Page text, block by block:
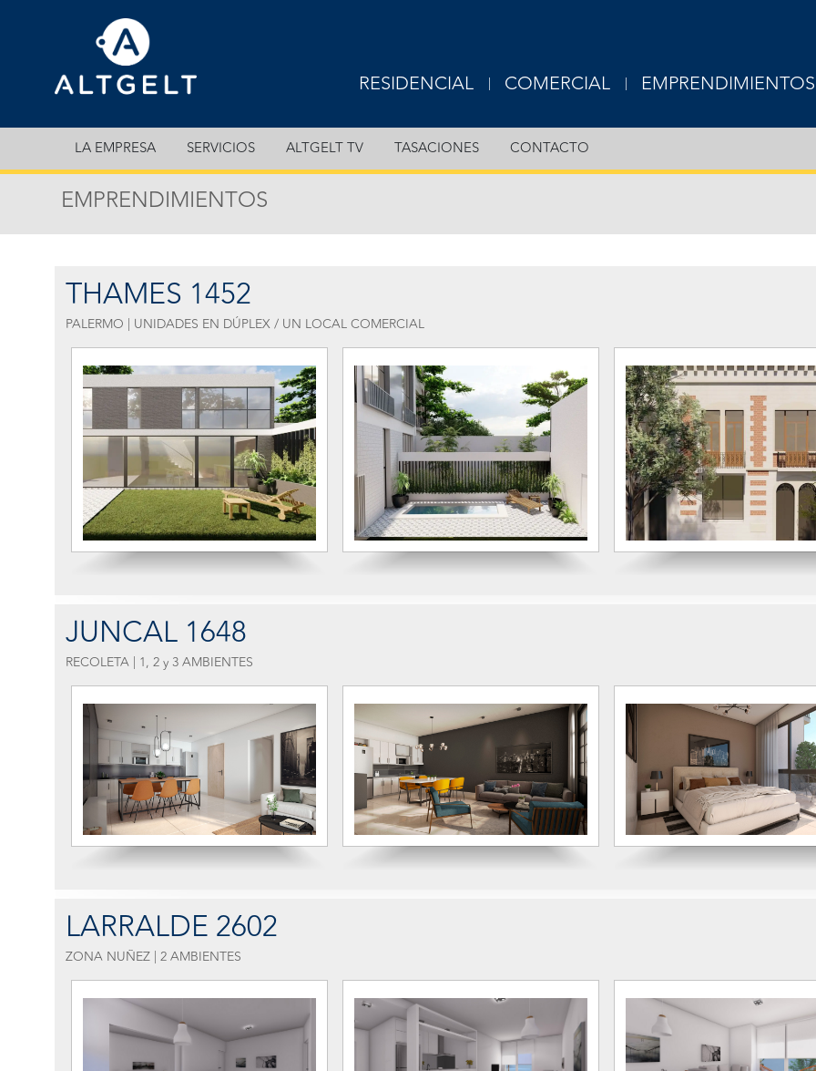
RESIDENCIAL
EXCLUSIVE
DEPARTAMENTOS
COMERCIAL
EXCLUSIVE
OFICINAS
EMPRENDIMIENTOS
LA EMPRESA SERVICIOS ALTGELT TV TASACIONES CONTACTO
EMPRENDIMIENTOS
THAMES 1452
PALERMO | UNIDADES EN DÚPLEX / UN LOCAL COMERCIAL
JUNCAL 1648
RECOLETA | 1, 2 y 3 AMBIENTES
LARRALDE 2602
ZONA NUÑEZ | 2 AMBIENTES